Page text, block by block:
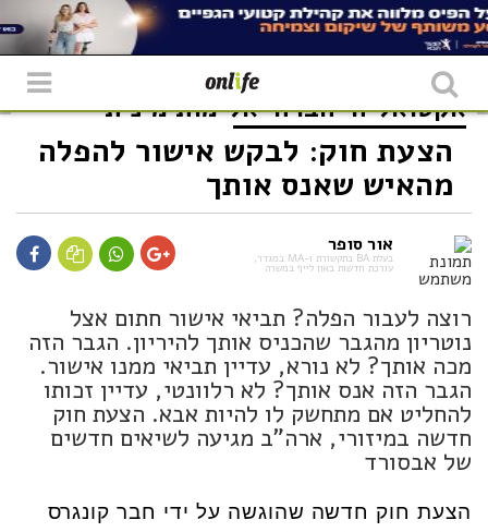
אקטואליה חברה אלימות מינית
הצעת חוק: לבקש אישור להפלה
מהאיש שאנס אותך
אור סופר
בעלת BA בתקשורת ו-MA במגדר,
עורכת חדשות באון לייף במשרה
רוצה לעבור הפלה? תביאי אישור חתום אצל
נוטריון מהגבר שהכניס אותך להיריון. הגבר הזה
מכה אותך? לא נורא, עדיין תביאי ממנו אישור.
הגבר הזה אנס אותך? לא רלוונטי, עדיין זכותו
להחליט אם מתחשק לו להיות אבא. הצעת חוק
חדשה במיזורי, ארה"ב מגיעה לשיאים חדשים
של אבסורד
הצעת חוק חדשה שהוגשה על ידי חבר קונגרס